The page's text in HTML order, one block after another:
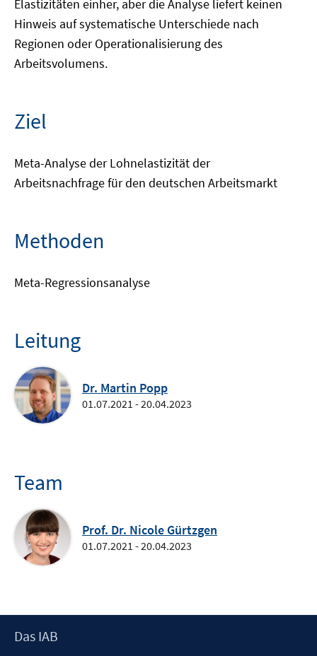
Elastizitäten einher, aber die Analyse liefert keinen
Hinweis auf systematische Unterschiede nach
Regionen oder Operationalisierung des
Arbeitsvolumens.
Ziel
Meta-Analyse der Lohnelastizität der
Arbeitsnachfrage für den deutschen Arbeitsmarkt
Methoden
Meta-Regressionsanalyse
Leitung
Dr. Martin Popp
01.07.2021 - 20.04.2023
Team
Prof. Dr. Nicole Gürtzgen
01.07.2021 - 20.04.2023
Footer
Das IAB